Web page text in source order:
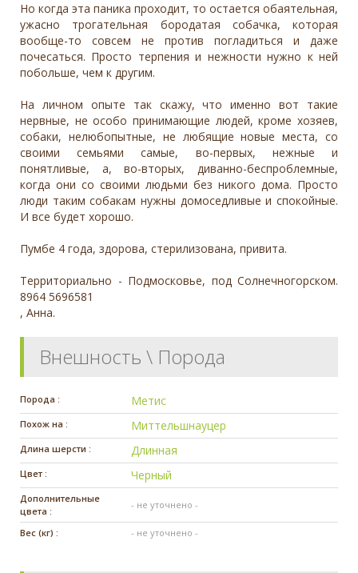
Но когда эта паника проходит, то остается обаятельная,
ужасно трогательная бородатая собачка, которая
вообще-то совсем не против погладиться и даже
почесаться. Просто терпения и нежности нужно к ней
побольше, чем к другим.
На личном опыте так скажу, что именно вот такие
нервные, не особо принимающие людей, кроме хозяев,
собаки, нелюбопытные, не любящие новые места, со
своими семьями самые, во-первых, нежные и
понятливые, а, во-вторых, диванно-беспроблемные,
когда они со своими людьми без никого дома. Просто
люди таким собакам нужны домоседливые и спокойные.
И все будет хорошо.
Пумбе 4 года, здорова, стерилизована, привита.
Территориально - Подмосковье, под Солнечногорском.
8964 5696581
, Анна.
Внешность \ Порода
Порода : Метис
Похож на : Миттельшнауцер
Длина шерсти : Длинная
Цвет : Черный
Дополнительные
цвета :
- не уточнено -
Вес (кг) : - не уточнено -